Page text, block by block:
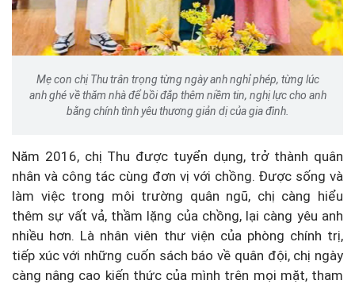
Mẹ con chị Thu trân trọng từng ngày anh nghỉ phép, từng lúc
anh ghé về thăm nhà để bồi đắp thêm niềm tin, nghị lực cho anh
bằng chính tình yêu thương giản dị của gia đình.
Năm 2016, chị Thu được tuyển dụng, trở thành quân
nhân và công tác cùng đơn vị với chồng. Được sống và
làm việc trong môi trường quân ngũ, chị càng hiểu
thêm sự vất vả, thầm lặng của chồng, lại càng yêu anh
nhiều hơn. Là nhân viên thư viện của phòng chính trị,
tiếp xúc với những cuốn sách báo về quân đội, chị ngày
càng nâng cao kiến thức của mình trên mọi mặt, tham